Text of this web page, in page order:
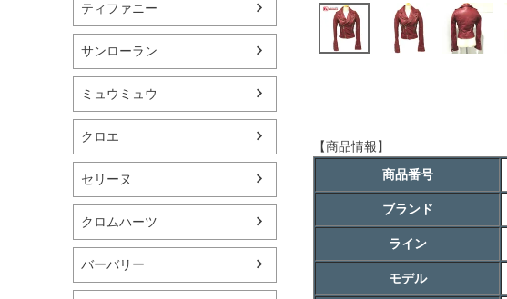
ティファニー
サンローラン
ミュウミュウ
クロエ
セリーヌ
クロムハーツ
バーバリー
【商品情報】
商品番号
ブランド
ライン
モデル